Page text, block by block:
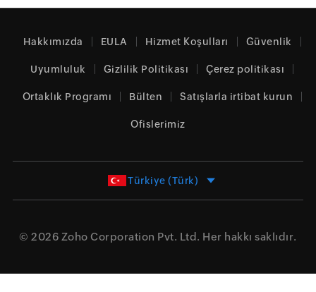
Hakkımızda EULA Hizmet Koşulları Güvenlik
Uyumluluk Gizlilik Politikası Çerez politikası
Ortaklık Programı Bülten Satışlarla irtibat kurun
Ofislerimiz
Türkiye (Türk)
© 2026 Zoho Corporation Pvt. Ltd. Her hakkı saklıdır.